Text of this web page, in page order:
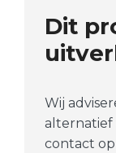
Dit
Wij
alternatief
contact